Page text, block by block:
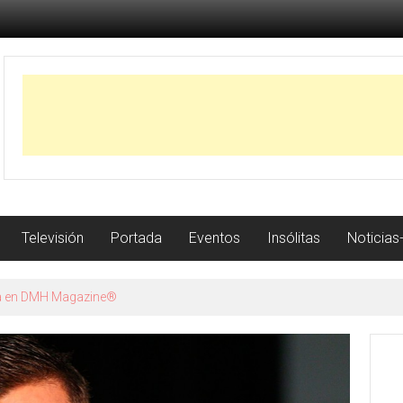
Televisión Portada Eventos Insólitas
con récord de jonrones a los 23 años